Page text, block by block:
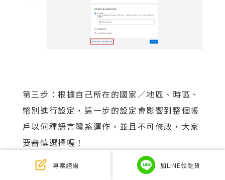
專案諮詢 加LINE領乾貨
第三步：根據自己所在的國家／地區、時區、
幣別進行設定，這一步的設定會影響到整個帳
戶以何種語言體系運作，並且不可修改，大家
要審慎選擇喔！